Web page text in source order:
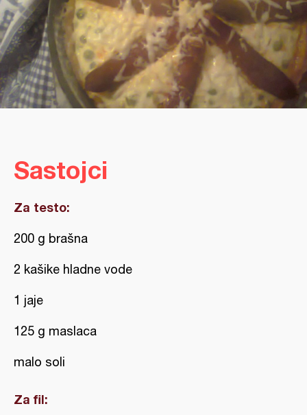
Sastojci
Za testo:
200 g brašna
2 kašike hladne vode
1 jaje
125 g maslaca
malo soli
Za fil: